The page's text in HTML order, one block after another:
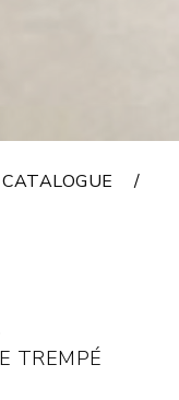
CATALOGUE
TREMPÉ